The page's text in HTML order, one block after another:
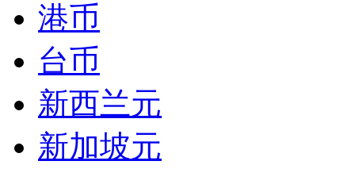
港币
台币
新西兰元
新加坡元